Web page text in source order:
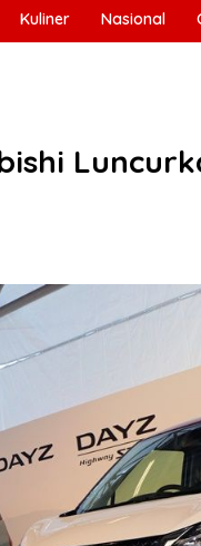
Kuliner Nasional